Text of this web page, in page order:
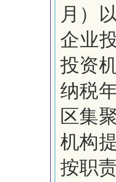
月）
企业
投资
纳税
区集
机构
按职